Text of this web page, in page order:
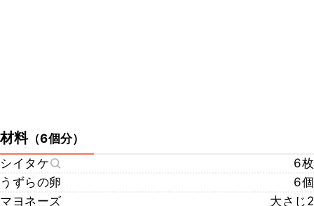
材料（6個分）
シイタケ
6枚
うずらの卵
6個
マヨネーズ
大さじ2